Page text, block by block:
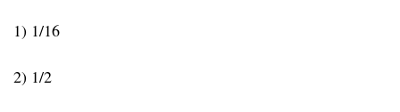
1) 1/16
2) 1/2